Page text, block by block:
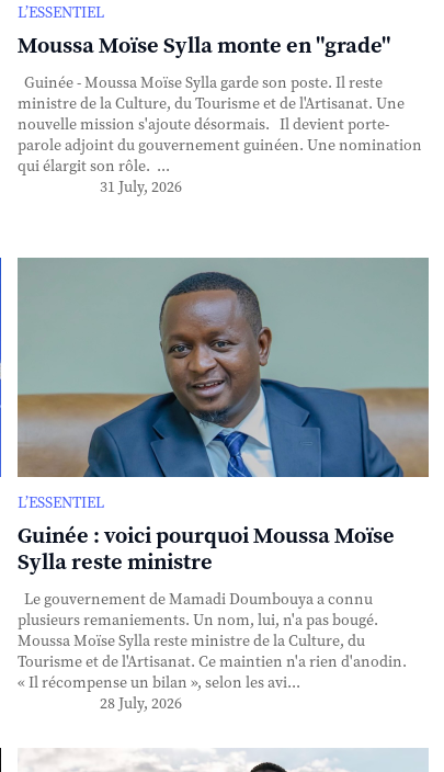
L’ESSENTIEL
Moussa Moïse Sylla monte en "grade"
Guinée - Moussa Moïse Sylla garde son poste. Il reste
ministre de la Culture, du Tourisme et de l'Artisanat. Une
nouvelle mission s'ajoute désormais. Il devient porte-
parole adjoint du gouvernement guinéen. Une nomination
qui élargit son rôle. ...
31 July, 2026
L’ESSENTIEL
Guinée : voici pourquoi Moussa Moïse
Sylla reste ministre
Le gouvernement de Mamadi Doumbouya a connu
plusieurs remaniements. Un nom, lui, n'a pas bougé.
Moussa Moïse Sylla reste ministre de la Culture, du
Tourisme et de l'Artisanat. Ce maintien n'a rien d'anodin.
« Il récompense un bilan », selon les avi...
28 July, 2026